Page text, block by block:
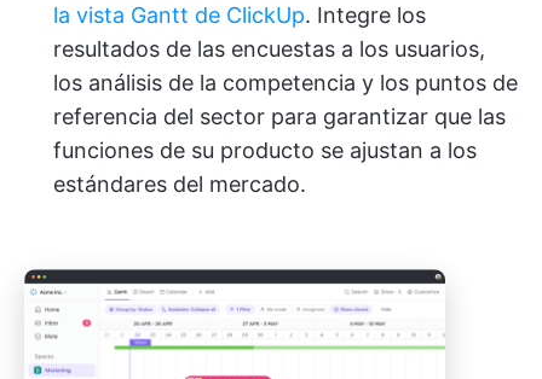
la vista Gantt de ClickUp. Integre los
resultados de las encuestas a los usuarios,
los análisis de la competencia y los puntos de
referencia del sector para garantizar que las
funciones de su producto se ajustan a los
estándares del mercado.